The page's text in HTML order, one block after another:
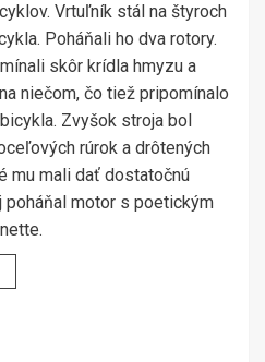
Vrtuľník stál na štyroch
Poháňali ho dva rotory.
skôr krídla hmyzu a
niečom, čo tiež pripomínalo
Zvyšok stroja bol
rúrok a drôtených
mu mali dať dostatočnú
poháňal motor s poetickým